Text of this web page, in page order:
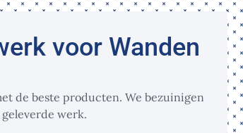
voor Wanden
de beste producten. We bezuinigen
werk.